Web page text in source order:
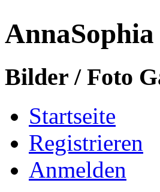
Bilder / Foto
Startseite
Registrieren
Anmelden